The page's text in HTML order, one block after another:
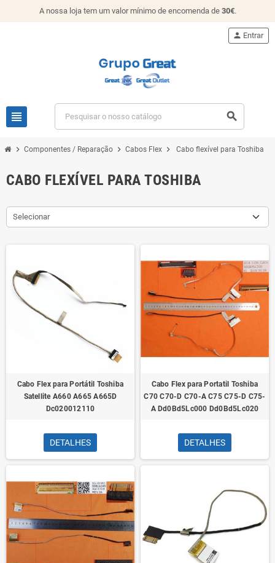
A nossa loja tem um valor mínimo de encomenda de 30€.
view_headline search
person Entrar
chevron_right Componentes / Reparação chevron_right Cabos Flex chevron_right Cabo flexível para Toshiba
CABO FLEXÍVEL PARA TOSHIBA
Selecionar
Cabo Flex para Portátil Toshiba
Satellite A660 A665 A665D
Dc020012110
DETALHES
Cabo Flex para Portatil Toshiba
C70 C70-D C70-A C75 C75-D C75-
A Dd0Bd5Lc000 Dd0Bd5Lc020
DETALHES